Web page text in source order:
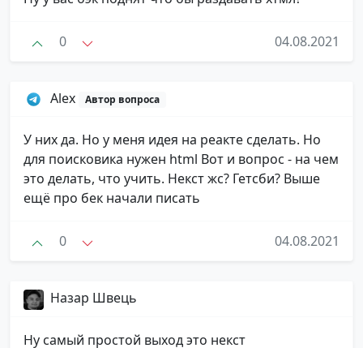
0 04.08.2021
Alex Автор вопроса
У них да. Но у меня идея на реакте сделать. Но
для поисковика нужен html Вот и вопрос - на чем
это делать, что учить. Некст жс? Гетсби? Выше
ещё про бек начали писать
0 04.08.2021
Назар Швець
Ну самый простой выход это некст